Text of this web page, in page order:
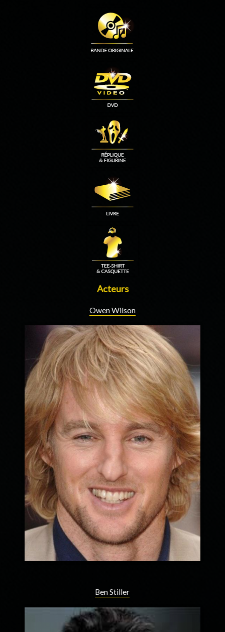
Acteurs
Owen Wilson
Ben Stiller